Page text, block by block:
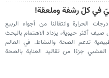
في كلّ رشفة وملعقة!
الحرارة وانتقالنا من أجواء الربيع
صيف أكثر حيوية، يزداد الاهتمام بالبحث
تدعم الصحة والنشاط. في العالم
جزءًا من تقاليد العناية بالصحة